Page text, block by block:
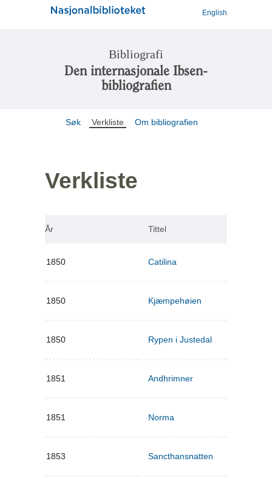
English
Bibliografi
Den internasjonale Ibsen-
bibliografien
Søk Verkliste Om bibliografien
Verkliste
År Tittel
1850 Catilina
1850 Kjæmpehøien
1850 Rypen i Justedal
1851 Andhrimner
1851 Norma
1853 Sancthansnatten